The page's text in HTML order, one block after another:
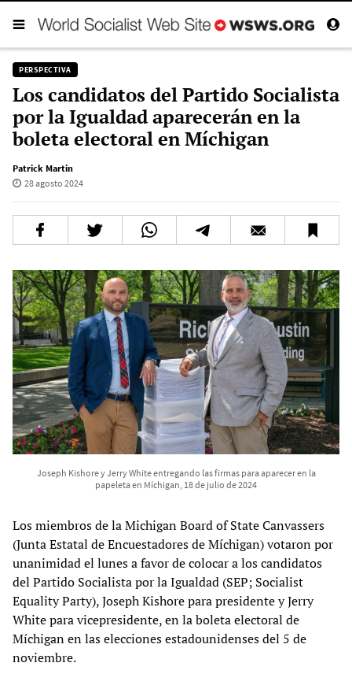
PERSPECTIVA
Los candidatos del Partido Socialista
por la Igualdad aparecerán en la
boleta electoral en Míchigan
Patrick Martin
28 agosto 2024
Joseph Kishore y Jerry White entregando las firmas para aparecer en la
papeleta en Míchigan, 18 de julio de 2024
Los miembros de la Michigan Board of State Canvassers
(Junta Estatal de Encuestadores de Míchigan) votaron por
unanimidad el lunes a favor de colocar a los candidatos
del Partido Socialista por la Igualdad (SEP; Socialist
Equality Party), Joseph Kishore para presidente y Jerry
White para vicepresidente, en la boleta electoral de
Míchigan en las elecciones estadounidenses del 5 de
noviembre.